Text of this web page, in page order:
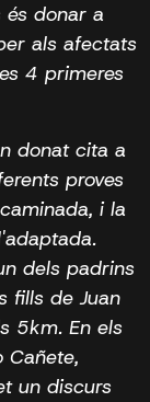
és donar a
als afectats
4 primeres
donat cita a
proves
i la
dels padrins
fills de Juan
5km. En els
Cañete,
un discurs